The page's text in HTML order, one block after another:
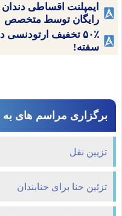
ایمپلنت اقساطی
رایگان توسط متخصص
۵۰٪ تخفیف
سفته!
برگزاری مراسم های به
تزیین نقل
تزئین حنا برای حنابندان